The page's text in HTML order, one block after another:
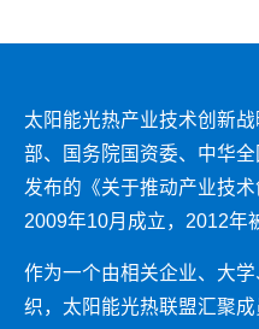
太阳能光热产业技术创新
部、国务院国资委、中华
发布的《关于推动产业技
2009年10月成立，2012年
作为一个由相关企业、大
织，太阳能光热联盟汇聚